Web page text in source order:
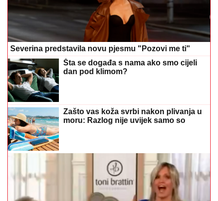
Severina predstavila novu pjesmu "Pozovi me ti"
Šta se događa s nama ako smo cijeli
dan pod klimom?
Zašto vas koža svrbi nakon plivanja u
moru: Razlog nije uvijek samo so